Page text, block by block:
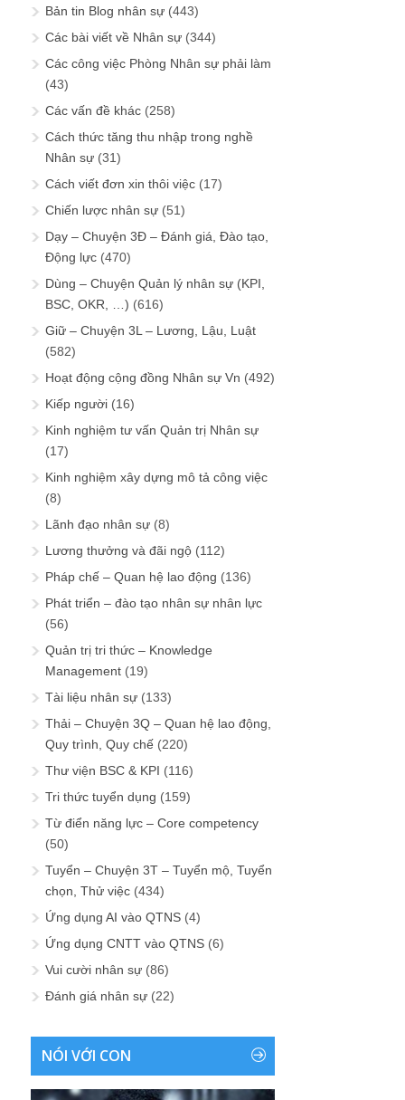
Bản tin Blog nhân sự (443)
Các bài viết về Nhân sự (344)
Các công việc Phòng Nhân sự phải làm
(43)
Các vấn đề khác (258)
Cách thức tăng thu nhập trong nghề
Nhân sự (31)
Cách viết đơn xin thôi việc (17)
Chiến lược nhân sự (51)
Dạy – Chuyện 3Đ – Đánh giá, Đào tạo,
Động lực (470)
Dùng – Chuyện Quản lý nhân sự (KPI,
BSC, OKR, …) (616)
Giữ – Chuyện 3L – Lương, Lậu, Luật
(582)
Hoạt động cộng đồng Nhân sự Vn (492)
Kiếp người (16)
Kinh nghiệm tư vấn Quản trị Nhân sự
(17)
Kinh nghiệm xây dựng mô tả công việc
(8)
Lãnh đạo nhân sự (8)
Lương thưởng và đãi ngộ (112)
Pháp chế – Quan hệ lao động (136)
Phát triển – đào tạo nhân sự nhân lực
(56)
Quản trị tri thức – Knowledge
Management (19)
Tài liệu nhân sự (133)
Thải – Chuyện 3Q – Quan hệ lao động,
Quy trình, Quy chế (220)
Thư viện BSC & KPI (116)
Tri thức tuyển dụng (159)
Từ điển năng lực – Core competency
(50)
Tuyển – Chuyện 3T – Tuyển mộ, Tuyển
chọn, Thử việc (434)
Ứng dụng AI vào QTNS (4)
Ứng dụng CNTT vào QTNS (6)
Vui cười nhân sự (86)
Đánh giá nhân sự (22)
NÓI VỚI CON